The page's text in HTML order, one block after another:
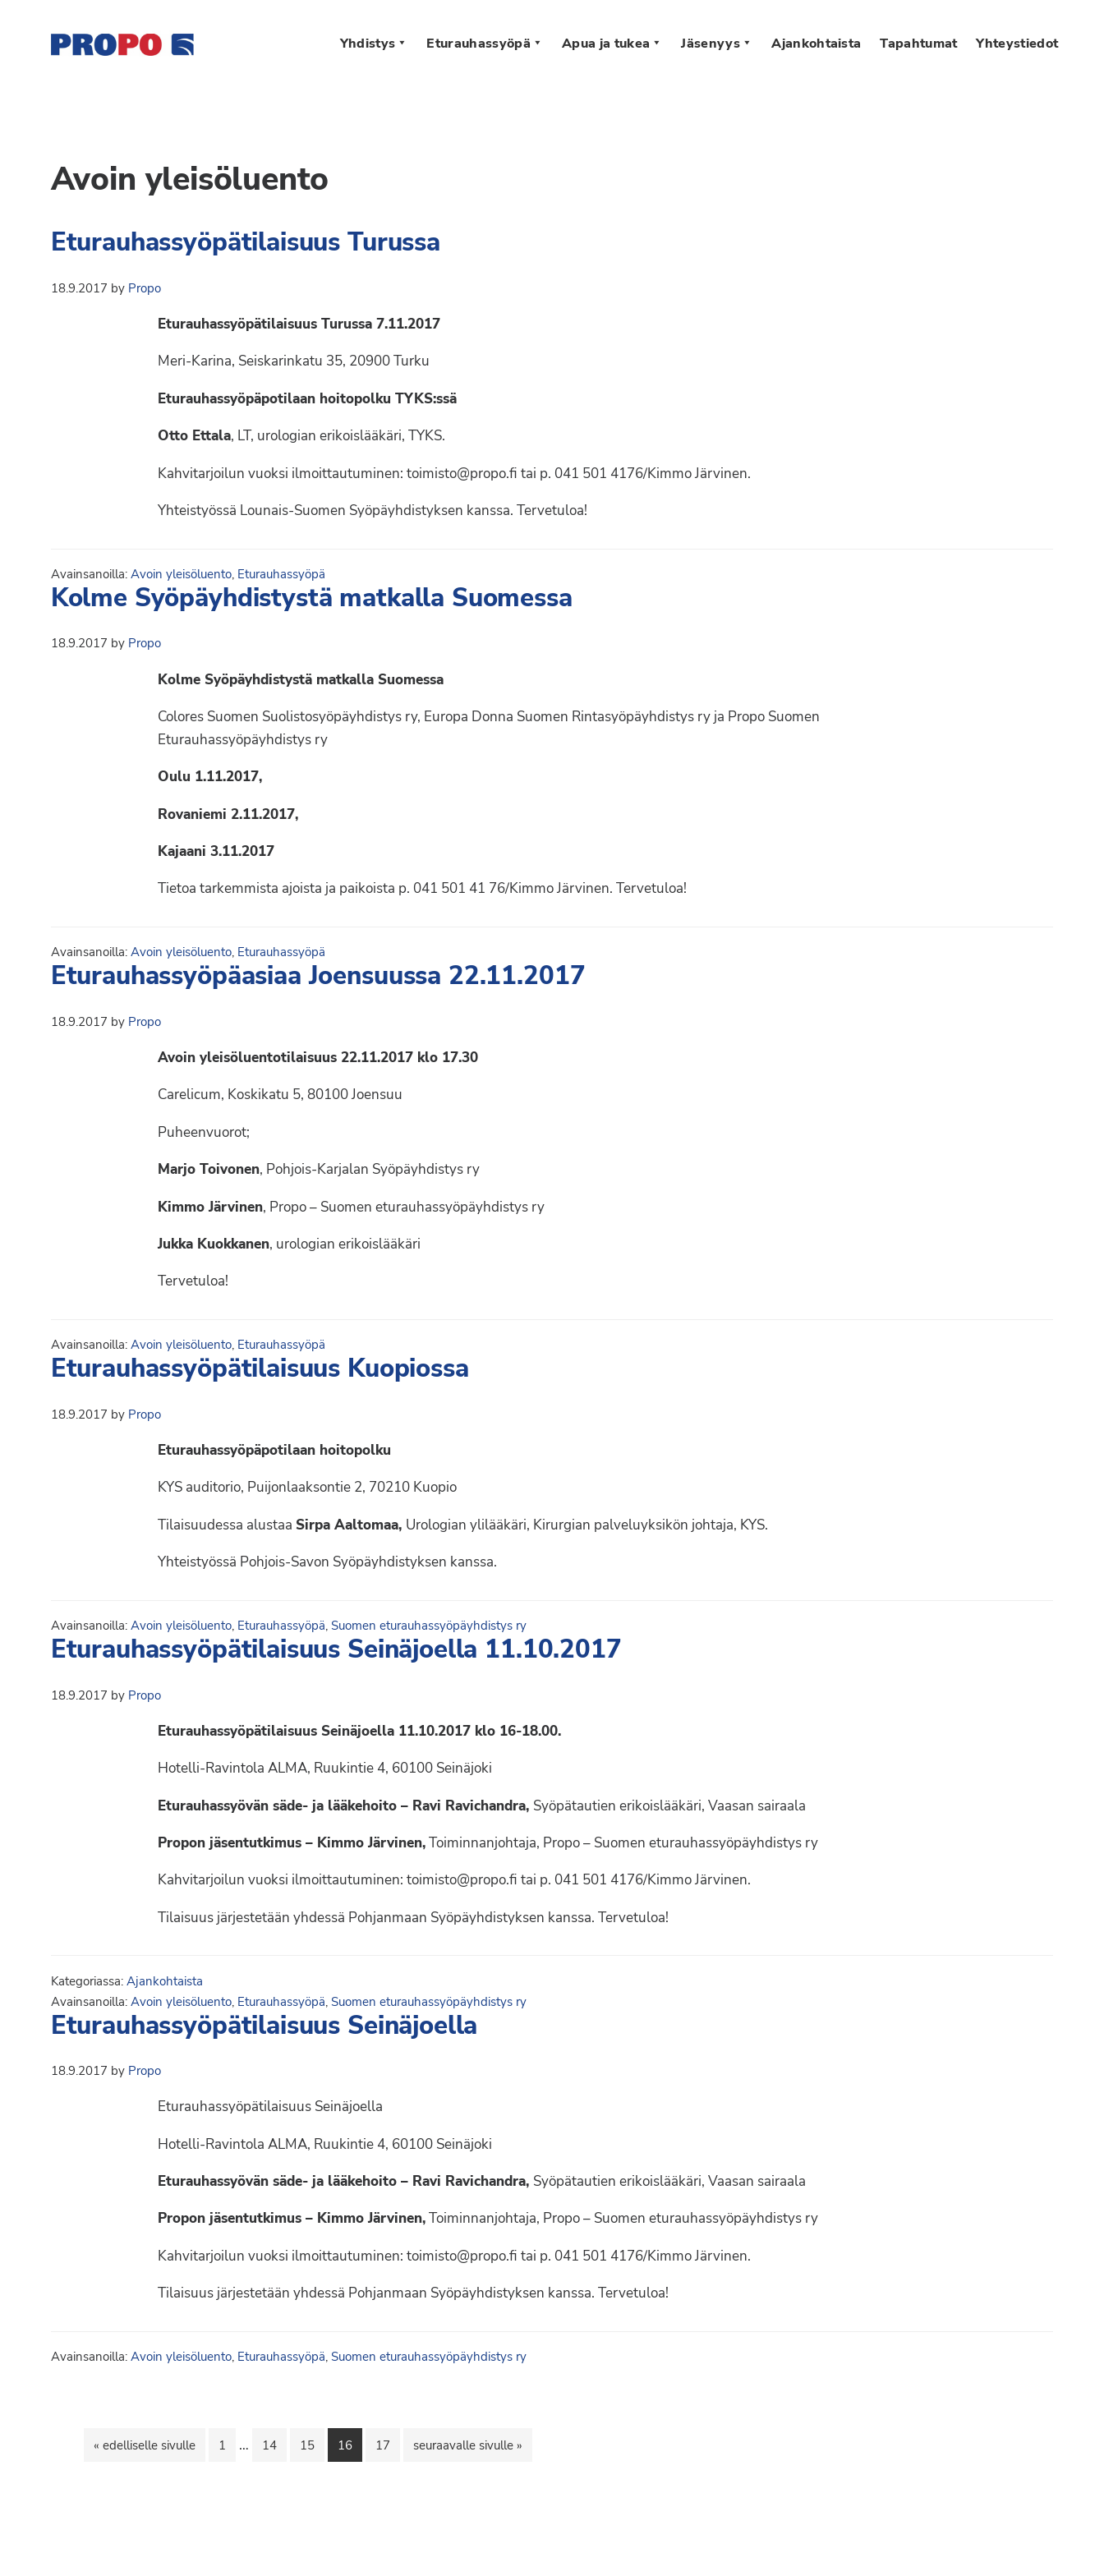
ensisijaiseen
valikkoon
pääsisältöön
alatunnisteeseen
Suomen
eturauhassyöpäyhdistys
Ry
potilasjärjestö,
joka
perustettu
1997.
Yhdistys Eturauhassyöpä Apua ja tukea Jäsenyys Ajankohtaista Tapahtumat Yhteystiedot
Avoin yleisöluento
Eturauhassyöpätilaisuus Turussa
18.9.2017 by Propo
Eturauhassyöpätilaisuus Turussa 7.11.2017
Meri-Karina, Seiskarinkatu 35, 20900 Turku
Eturauhassyöpäpotilaan hoitopolku TYKS:ssä
Otto Ettala, LT, urologian erikoislääkäri, TYKS.
Kahvitarjoilun vuoksi ilmoittautuminen: toimisto@propo.fi tai p. 041 501 4176/Kimmo Järvinen.
Yhteistyössä Lounais-Suomen Syöpäyhdistyksen kanssa. Tervetuloa!
Avainsanoilla:Avoin yleisöluento, Eturauhassyöpä
Kolme Syöpäyhdistystä matkalla Suomessa
18.9.2017 by Propo
Kolme Syöpäyhdistystä matkalla Suomessa
Colores Suomen Suolistosyöpäyhdistys ry, Europa Donna Suomen Rintasyöpäyhdistys ry ja Propo Suomen
Eturauhassyöpäyhdistys ry
Oulu 1.11.2017,
Rovaniemi 2.11.2017,
Kajaani 3.11.2017
Tietoa tarkemmista ajoista ja paikoista p. 041 501 41 76/Kimmo Järvinen. Tervetuloa!
Avainsanoilla:Avoin yleisöluento, Eturauhassyöpä
Eturauhassyöpäasiaa Joensuussa 22.11.2017
18.9.2017 by Propo
Avoin yleisöluentotilaisuus 22.11.2017 klo 17.30
Carelicum, Koskikatu 5, 80100 Joensuu
Puheenvuorot;
Marjo Toivonen, Pohjois-Karjalan Syöpäyhdistys ry
Kimmo Järvinen, Propo – Suomen eturauhassyöpäyhdistys ry
Jukka Kuokkanen, urologian erikoislääkäri
Tervetuloa!
Avainsanoilla:Avoin yleisöluento, Eturauhassyöpä
Eturauhassyöpätilaisuus Kuopiossa
18.9.2017 by Propo
Eturauhassyöpäpotilaan hoitopolku
KYS auditorio, Puijonlaaksontie 2, 70210 Kuopio
Tilaisuudessa alustaa Sirpa Aaltomaa, Urologian ylilääkäri, Kirurgian palveluyksikön johtaja, KYS.
Yhteistyössä Pohjois-Savon Syöpäyhdistyksen kanssa.
Avainsanoilla:Avoin yleisöluento, Eturauhassyöpä,Suomen eturauhassyöpäyhdistys ry
Eturauhassyöpätilaisuus Seinäjoella 11.10.2017
18.9.2017 by Propo
Eturauhassyöpätilaisuus Seinäjoella 11.10.2017 klo 16-18.00.
Hotelli-Ravintola ALMA, Ruukintie 4, 60100 Seinäjoki
Eturauhassyövän säde- ja lääkehoito – Ravi Ravichandra, Syöpätautien erikoislääkäri, Vaasan sairaala
Propon jäsentutkimus – Kimmo Järvinen,Toiminnanjohtaja, Propo – Suomen eturauhassyöpäyhdistys ry
Kahvitarjoilun vuoksi ilmoittautuminen: toimisto@propo.fi tai p. 041 501 4176/Kimmo Järvinen.
Tilaisuus järjestetään yhdessä Pohjanmaan Syöpäyhdistyksen kanssa. Tervetuloa!
Kategoriassa:Ajankohtaista
Avainsanoilla:Avoin yleisöluento, Eturauhassyöpä,Suomen eturauhassyöpäyhdistys ry
Eturauhassyöpätilaisuus Seinäjoella
18.9.2017 by Propo
Eturauhassyöpätilaisuus Seinäjoella
Hotelli-Ravintola ALMA, Ruukintie 4, 60100 Seinäjoki
Eturauhassyövän säde- ja lääkehoito – Ravi Ravichandra, Syöpätautien erikoislääkäri, Vaasan sairaala
Propon jäsentutkimus – Kimmo Järvinen,Toiminnanjohtaja, Propo – Suomen eturauhassyöpäyhdistys ry
Kahvitarjoilun vuoksi ilmoittautuminen: toimisto@propo.fi tai p. 041 501 4176/Kimmo Järvinen.
Tilaisuus järjestetään yhdessä Pohjanmaan Syöpäyhdistyksen kanssa. Tervetuloa!
Avainsanoilla:Avoin yleisöluento, Eturauhassyöpä,Suomen eturauhassyöpäyhdistys ry
« Siirry
edelliselle sivulle Sivu
1
Välisivut
… Sivu
14 Sivu
15 Sivu
16 Sivu
17 Siirry
seuraavalle sivulle »